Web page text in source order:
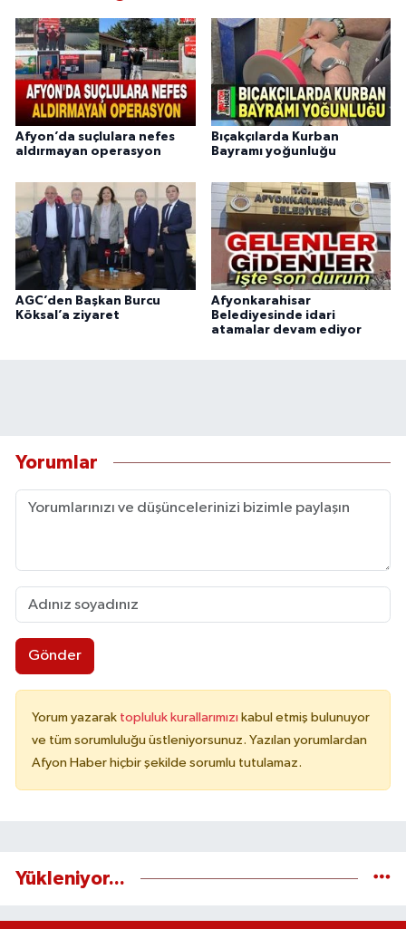
Afyon’da suçlulara nefes
aldırmayan operasyon
Bıçakçılarda Kurban
Bayramı yoğunluğu
AGC’den Başkan Burcu
Köksal’a ziyaret
Afyonkarahisar
Belediyesinde idari
atamalar devam ediyor
Yorumlar
Gönder
Yorum yazarak topluluk kurallarımızı kabul etmiş bulunuyor
ve tüm sorumluluğu üstleniyorsunuz. Yazılan yorumlardan
Afyon Haber hiçbir şekilde sorumlu tutulamaz.
Yükleniyor...